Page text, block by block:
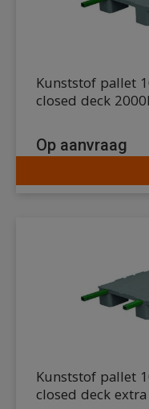
Kunststof pallet
closed deck
Op aanvraag
Kunststof pallet
closed deck